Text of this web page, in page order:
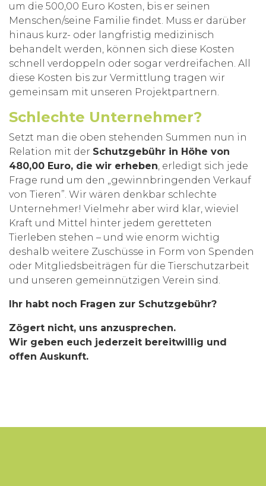
um die 500,00 Euro Kosten, bis er seinen
Menschen/seine Familie findet. Muss er darüber
hinaus kurz- oder langfristig medizinisch
behandelt werden, können sich diese Kosten
schnell verdoppeln oder sogar verdreifachen. All
diese Kosten bis zur Vermittlung tragen wir
gemeinsam mit unseren Projektpartnern.
Schlechte Unternehmer?
Setzt man die oben stehenden Summen nun in
Relation mit der Schutzgebühr in Höhe von
480,00 Euro, die wir erheben, erledigt sich jede
Frage rund um den „gewinnbringenden Verkauf
von Tieren”. Wir wären denkbar schlechte
Unternehmer! Vielmehr aber wird klar, wieviel
Kraft und Mittel hinter jedem geretteten
Tierleben stehen – und wie enorm wichtig
deshalb weitere Zuschüsse in Form von Spenden
oder Mitgliedsbeiträgen für die Tierschutzarbeit
und unseren gemeinnützigen Verein sind.
Ihr habt noch Fragen zur Schutzgebühr?
Zögert nicht, uns anzusprechen.
Wir geben euch jederzeit bereitwillig und
offen Auskunft.